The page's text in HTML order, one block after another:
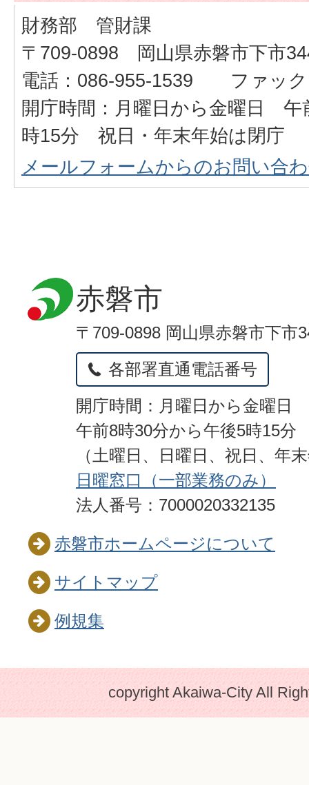
財務部 管財課
〒709-0898 岡山県赤磐市下市
電話：086-955-1539 ファック
開庁時間：月曜日から金曜日 午
時15分 祝日・年末年始は閉庁
メールフォームからのお問い合
赤磐市
〒709-0898 岡山県赤磐市下市
各部署直通電話番号
開庁時間：月曜日から金曜日
午前8時30分から午後5時15分
（土曜日、日曜日、祝日、年
日曜窓口（一部業務のみ）
法人番号：7000020332135
赤磐市ホームページについて
サイトマップ
例規集
copyright Akaiwa-City All